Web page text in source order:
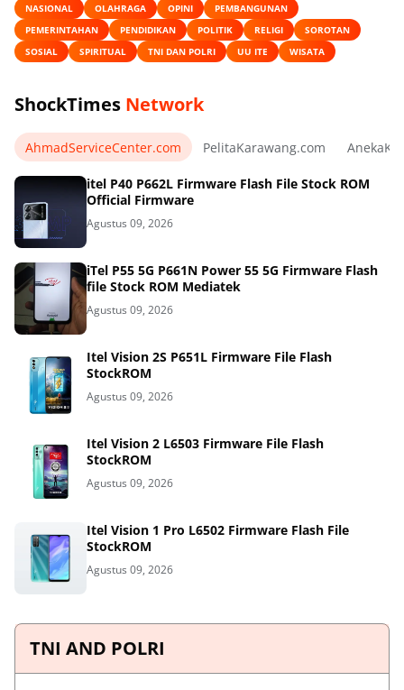
NASIONAL
OLAHRAGA OPINI
PEMBANGUNAN
PEMERINTAHAN
PENDIDIKAN POLITIK RELIGI
SOROTAN
SOSIAL
SPIRITUAL TNI DAN POLRI UU ITE WISATA
ShockTimes Network
AhmadServiceCenter.com PelitaKarawang.com
itel P40 P662L Firmware Flash File Stock ROM
Official Firmware
Agustus 09, 2026
iTel P55 5G P661N Power 55 5G Firmware Flash
file Stock ROM Mediatek
Agustus 09, 2026
Itel Vision 2S P651L Firmware File Flash
StockROM
Agustus 09, 2026
Itel Vision 2 L6503 Firmware File Flash
StockROM
Agustus 09, 2026
Itel Vision 1 Pro L6502 Firmware Flash File
StockROM
Agustus 09, 2026
TNI AND POLRI